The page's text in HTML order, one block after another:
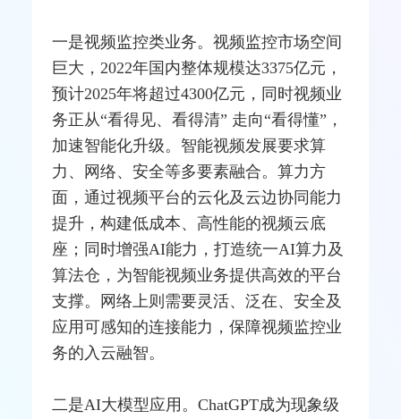
一是视频监控类业务。视频监控市场空间
巨大，2022年国内整体规模达3375亿元，
预计2025年将超过4300亿元，同时视频业
务正从“看得见、看得清” 走向“看得懂”，
加速智能化升级。智能视频发展要求算
力、网络、安全等多要素融合。算力方
面，通过视频平台的云化及云边协同能力
提升，构建低成本、高性能的视频云底
座；同时增强AI能力，打造统一AI算力及
算法仓，为智能视频业务提供高效的平台
支撑。网络上则需要灵活、泛在、安全及
应用可感知的连接能力，保障视频监控业
务的入云融智。
二是AI大模型应用。ChatGPT成为现象级